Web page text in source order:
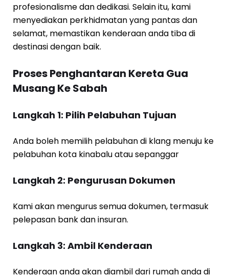
profesionalisme dan dedikasi. Selain itu, kami
menyediakan perkhidmatan yang pantas dan
selamat, memastikan kenderaan anda tiba di
destinasi dengan baik.
Proses Penghantaran Kereta Gua
Musang Ke Sabah
Langkah 1: Pilih Pelabuhan Tujuan
Anda boleh memilih pelabuhan di klang menuju ke
pelabuhan kota kinabalu atau sepanggar
Langkah 2: Pengurusan Dokumen
Kami akan mengurus semua dokumen, termasuk
pelepasan bank dan insuran.
Langkah 3: Ambil Kenderaan
Kenderaan anda akan diambil dari rumah anda di